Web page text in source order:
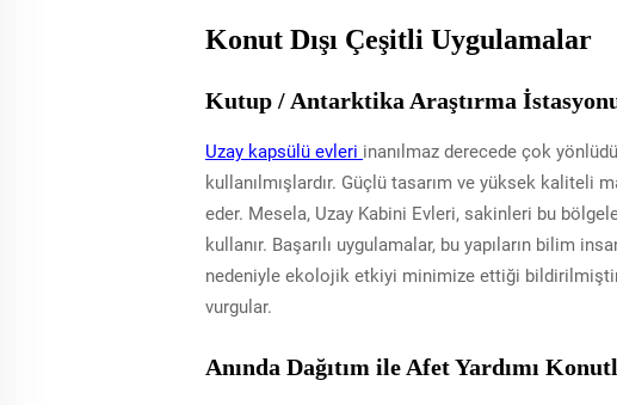
Konut Dışı Çeşitli Uygulamalar
Kutup / Antarktika Araştırma
Uzay kapsülü evleri inanılmaz derecede çok
kullanılmışlardır. Güçlü tasarım ve yüksek kaliteli
eder. Mesela, Uzay Kabini Evleri, sakinleri bu
kullanır. Başarılı uygulamalar, bu yapıların bilim
nedeniyle ekolojik etkiyi minimize ettiği bildirilmiştir.
vurgular.
Anında Dağıtım ile Afet Yardımı